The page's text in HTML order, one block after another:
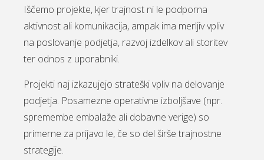
Iščemo projekte, kjer trajnost ni le podporna
aktivnost ali komunikacija, ampak ima merljiv vpliv
na poslovanje podjetja, razvoj izdelkov ali storitev
ter odnos z uporabniki.
Projekti naj izkazujejo strateški vpliv na delovanje
podjetja. Posamezne operativne izboljšave (npr.
spremembe embalaže ali dobavne verige) so
primerne za prijavo le, če so del širše trajnostne
strategije.